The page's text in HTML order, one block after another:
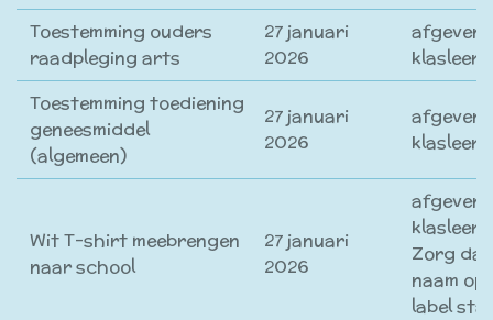
Toestemming ouders
raadpleging arts
27 januari
2026
afgeven
Toestemming toediening
geneesmiddel
(algemeen)
27 januari
2026
afgeven
Wit T-shirt meebrengen
naar school
27 januari
2026
afgeven
Zorg
naam op
label